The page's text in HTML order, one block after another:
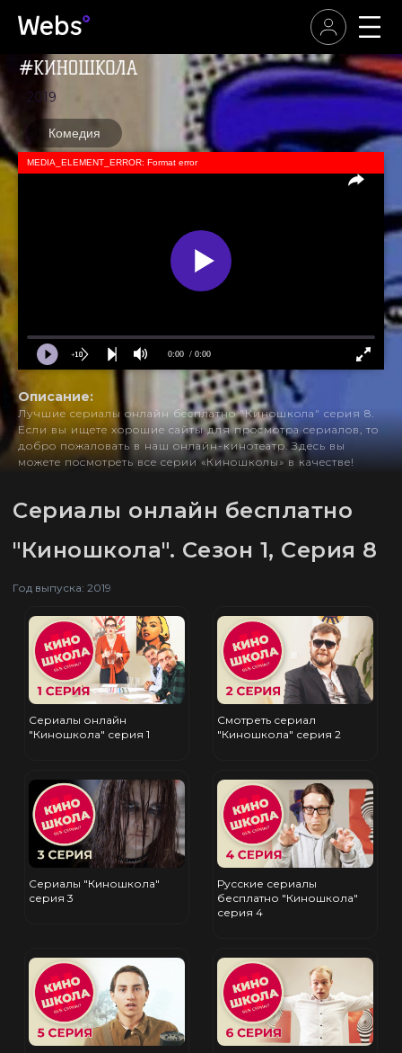
2019
Комедия
0:00 / 0:00
MEDIA_ELEMENT_ERROR: Format error
Описание:
Лучшие сериалы онлайн бесплатно "Киношкола" серия 8.
Если вы ищете хорошие сайты для просмотра сериалов, то
добро пожаловать в наш онлайн-кинотеатр. Здесь вы
можете посмотреть все серии «Киношколы» в качестве!
Сериалы онлайн бесплатно
"Киношкола". Сезон 1, Серия 8
Год выпуска: 2019
Сериалы онлайн
"Киношкола" серия 1
Смотреть сериал
"Киношкола" серия 2
Сериалы "Киношкола"
серия 3
Русские сериалы
бесплатно "Киношкола"
серия 4